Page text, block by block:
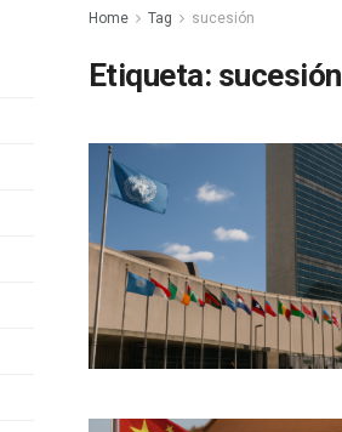
Home Tag sucesión
Etiqueta: sucesión